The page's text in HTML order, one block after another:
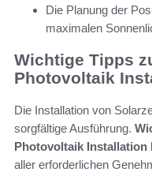
Die Planung der
maximalen
Wichtige Tipps
Photovoltaik
Die Installation von
sorgfältige Ausführung.
Photovoltaik Installation
aller erforderlichen